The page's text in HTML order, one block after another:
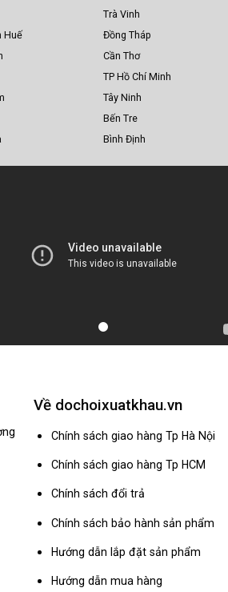
Huế
Trà Vinh
Đồng Tháp
Cần Thơ
TP Hồ Chí Minh
Tây Ninh
Bến Tre
Bình Định
Về dochoixuatkhau.vn
Chính sách giao hàng Tp Hà Nội
Chính sách giao hàng Tp HCM
Chính sách đổi trả
Chính sách bảo hành sản phẩm
Hướng dẫn lắp đặt sản phẩm
Hướng dẫn mua hàng